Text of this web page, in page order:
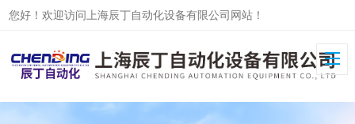
您好！欢迎访问上海辰丁自动化设备有限公司网站！